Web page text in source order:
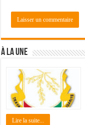
À LA UNE
Lire la suite...